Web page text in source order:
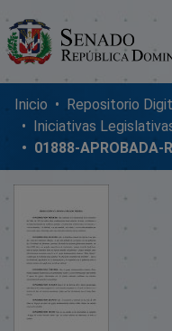
Comunidades
Glosario
Nosotros
Inicio
Iniciativas